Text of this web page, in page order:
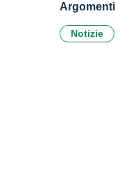
Argomenti
Notizie